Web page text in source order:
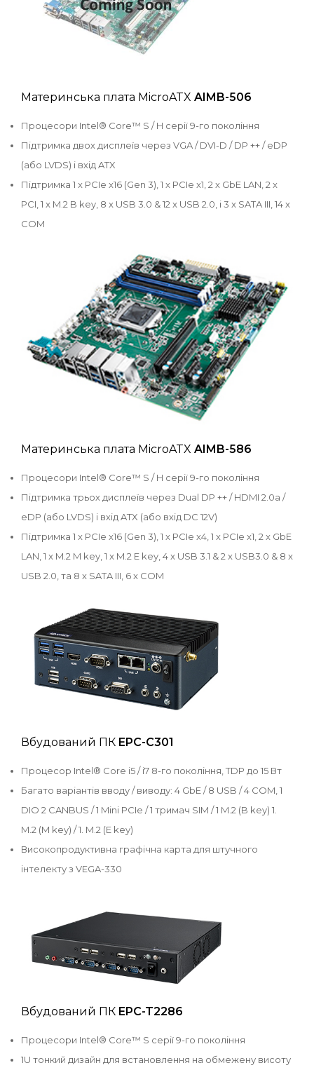
Материнська плата MicroATX AIMB-506
Процесори Intel® Core™ S / H серії 9-го покоління
Підтримка двох дисплеїв через VGA / DVI-D / DP ++ / eDP
(або LVDS) і вхід ATX
Підтримка 1 x PCIe x16 (Gen 3), 1 x PCIe x1, 2 x GbE LAN, 2 x
PCI, 1 x M.2 B key, 8 x USB 3.0 & 12 x USB 2.0, і 3 x SATA III, 14 x
COM
Материнська плата MicroATX AIMB-586
Процесори Intel® Core™ S / H серії 9-го покоління
Підтримка трьох дисплеїв через Dual DP ++ / HDMI 2.0a /
eDP (або LVDS) і вхід ATX (або вхід DC 12V)
Підтримка 1 x PCIe x16 (Gen 3), 1 x PCIe x4, 1 x PCIe x1, 2 x GbE
LAN, 1 x M.2 M key, 1 x M.2 E key, 4 x USB 3.1 & 2 x USB3.0 & 8 x
USB 2.0, та 8 x SATA III, 6 x COM
Вбудований ПК EPC-C301
Процесор Intel® Core i5 / i7 8-го покоління, TDP до 15 Вт
Багато варіантів вводу / виводу: 4 GbE / 8 USB / 4 COM, 1
DIO 2 CANBUS / 1 Mini PCIe / 1 тримач SIM / 1 M.2 (B key) 1.
M.2 (M key) / 1. M.2 (E key)
Високопродуктивна графічна карта для штучного
інтелекту з VEGA-330
Вбудований ПК EPC-T2286
Процесори Intel® Core™ S серії 9-го покоління
1U тонкий дизайн для встановлення на обмежену висоту